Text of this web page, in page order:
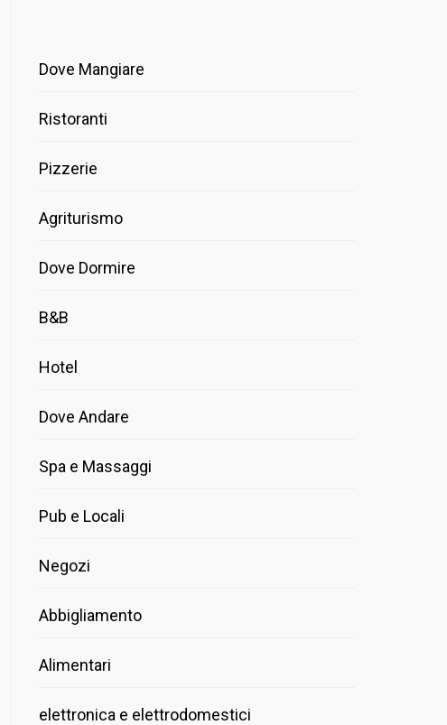
Dove Mangiare
Ristoranti
Pizzerie
Agriturismo
Dove Dormire
B&B
Hotel
Dove Andare
Spa e Massaggi
Pub e Locali
Negozi
Abbigliamento
Alimentari
elettronica e elettrodomestici